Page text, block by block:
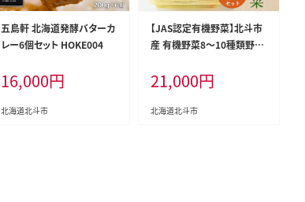
五島軒 北海道発酵バターカ
レー6個セット HOKE004
16,000円
北海道北斗市
【JAS認定有機野菜】北斗市
産 有機野菜8～10種類野菜
変わります) HOKB019
21,000円
北海道北斗市